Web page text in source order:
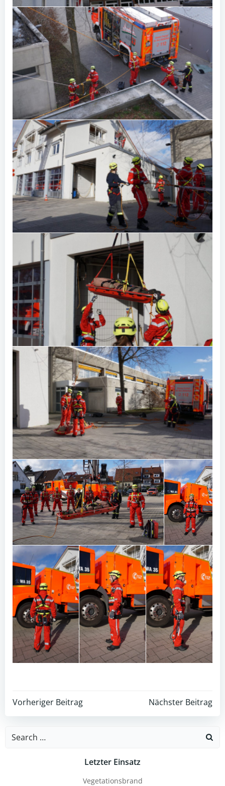
Post
navigation
Vorheriger Beitrag
Post
navigation
Nächster Beitrag
Search
Letzter Einsatz
Vegetationsbrand